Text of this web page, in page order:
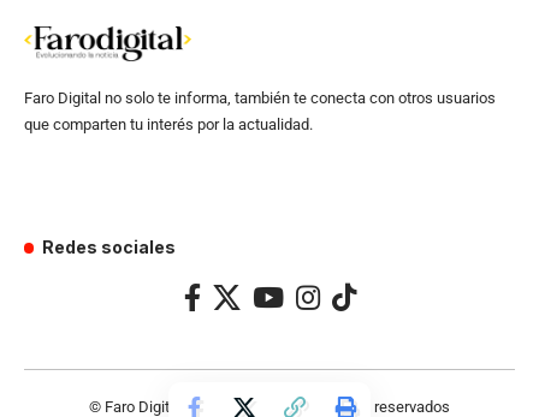
Faro Digital no solo te informa, también te conecta con otros usuarios
que comparten tu interés por la actualidad.
Redes sociales
© Faro Digital 2024 – Todos los derechos reservados